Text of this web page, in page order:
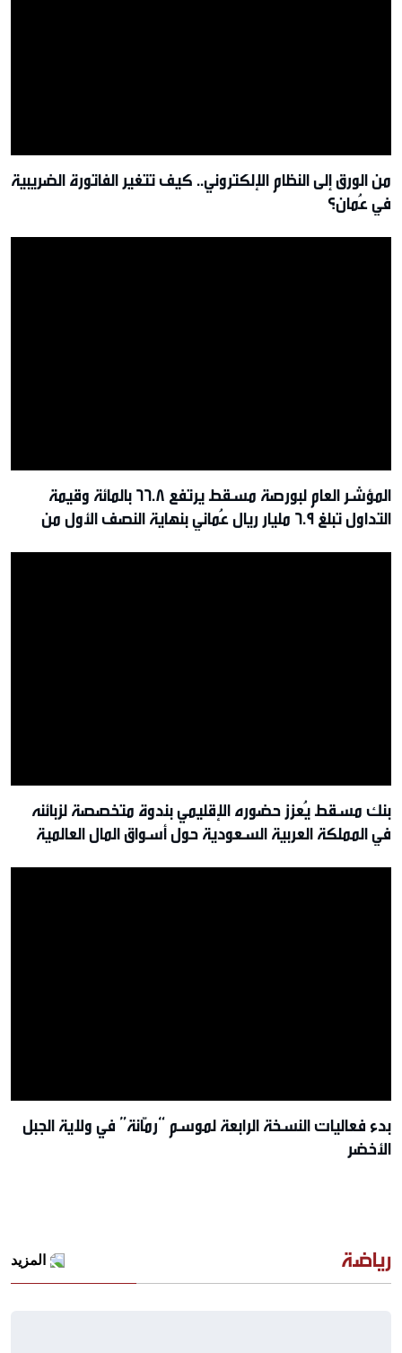
من الورق إلى النظام الإلكتروني.. كيف تتغير الفاتورة الضريبية
في عُمان؟
المؤشر العام لبورصة مسقط يرتفع 66.8 بالمائة وقيمة
التداول تبلغ 6.9 مليار ريال عُماني بنهاية النصف الأول من
بنك مسقط يُعزز حضوره الإقليمي بندوة متخصصة لزبائنه
في المملكة العربية السعودية حول أسواق المال العالمية
بدء فعاليات النسخة الرابعة لموسم “رمّانة” في ولاية الجبل
الأخضر
رياضة المزيد